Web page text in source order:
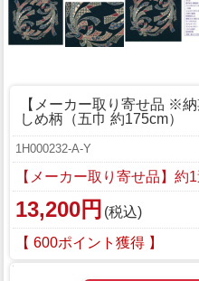
【メーカー取り寄せ品 ※
しめ柄（五巾 約175cm）
1H000232-A-Y
【メーカー取り寄せ品】約
13,200円 (税込)
【 600ポイント獲得 】